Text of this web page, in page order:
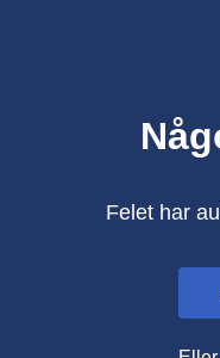
Felet har